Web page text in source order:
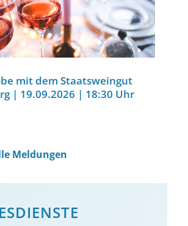
mit dem Staatsweingut
| 19.09.2026 | 18:30 Uhr
Meldungen